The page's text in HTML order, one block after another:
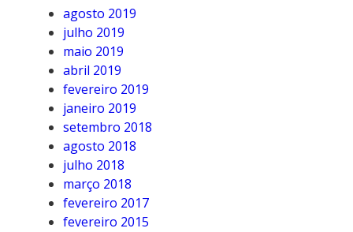
agosto 2019
julho 2019
maio 2019
abril 2019
fevereiro 2019
janeiro 2019
setembro 2018
agosto 2018
julho 2018
março 2018
fevereiro 2017
fevereiro 2015